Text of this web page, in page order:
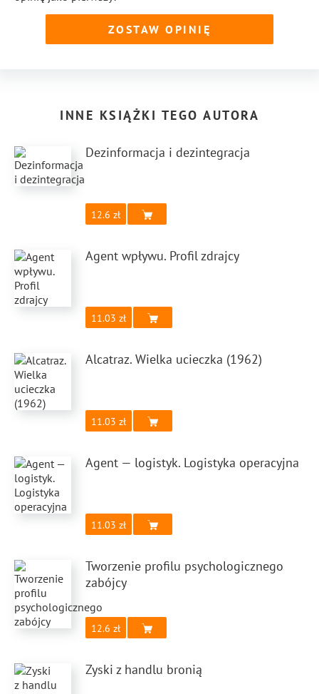
ZOSTAW OPINIĘ
INNE KSIĄŻKI TEGO AUTORA
Dezinformacja i dezintegracja
12.6
Agent wpływu. Profil zdrajcy
11.03
Alcatraz. Wielka ucieczka (1962)
11.03
Agent — logistyk. Logistyka operacyjna
11.03
Tworzenie profilu psychologicznego
zabójcy
12.6
Zyski z handlu bronią